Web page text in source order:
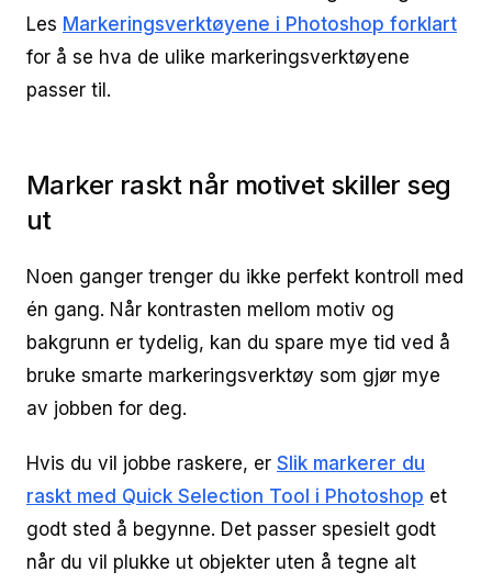
Les Markeringsverktøyene i Photoshop forklart
for å se hva de ulike markeringsverktøyene
passer til.
Marker raskt når motivet skiller seg
ut
Noen ganger trenger du ikke perfekt kontroll med
én gang. Når kontrasten mellom motiv og
bakgrunn er tydelig, kan du spare mye tid ved å
bruke smarte markeringsverktøy som gjør mye
av jobben for deg.
Hvis du vil jobbe raskere, er Slik markerer du
raskt med Quick Selection Tool i Photoshop et
godt sted å begynne. Det passer spesielt godt
når du vil plukke ut objekter uten å tegne alt